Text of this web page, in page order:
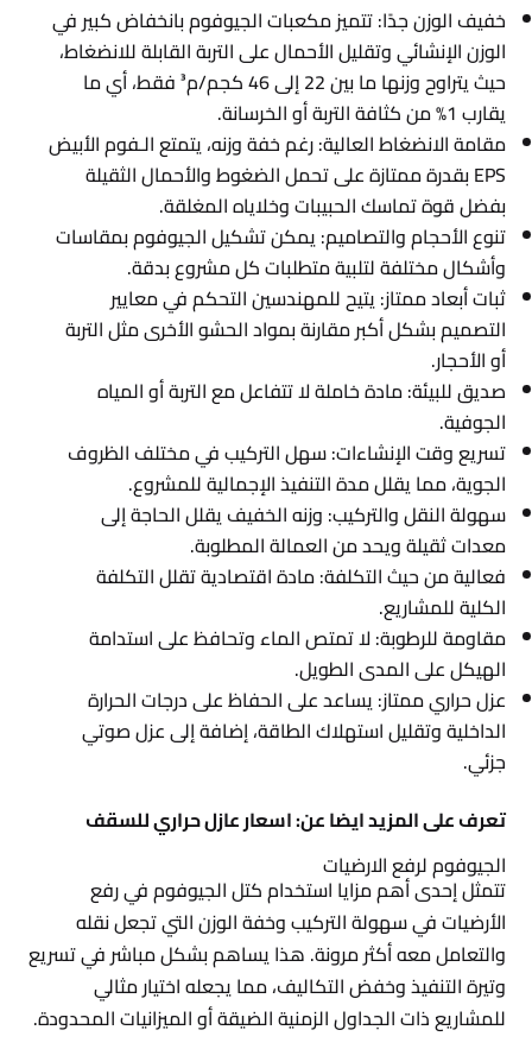
خفيف الوزن جدًا: تتميز مكعبات الجيوفوم بانخفاض كبير في
الوزن الإنشائي وتقليل الأحمال على التربة القابلة للانضغاط،
حيث يتراوح وزنها ما بين 22 إلى 46 كجم/م³ فقط، أي ما
يقارب 1% من كثافة التربة أو الخرسانة.
مقامة الانضغاط العالية: رغم خفة وزنه، يتمتع الـفوم الأبيض
EPS بقدرة ممتازة على تحمل الضغوط والأحمال الثقيلة
بفضل قوة تماسك الحبيبات وخلاياه المغلقة.
تنوع الأحجام والتصاميم: يمكن تشكيل الجيوفوم بمقاسات
وأشكال مختلفة لتلبية متطلبات كل مشروع بدقة.
ثبات أبعاد ممتاز: يتيح للمهندسين التحكم في معايير
التصميم بشكل أكبر مقارنة بمواد الحشو الأخرى مثل التربة
أو الأحجار.
صديق للبيئة: مادة خاملة لا تتفاعل مع التربة أو المياه
الجوفية.
تسريع وقت الإنشاءات: سهل التركيب في مختلف الظروف
الجوية، مما يقلل مدة التنفيذ الإجمالية للمشروع.
سهولة النقل والتركيب: وزنه الخفيف يقلل الحاجة إلى
معدات ثقيلة ويحد من العمالة المطلوبة.
فعالية من حيث التكلفة: مادة اقتصادية تقلل التكلفة
الكلية للمشاريع.
مقاومة للرطوبة: لا تمتص الماء وتحافظ على استدامة
الهيكل على المدى الطويل.
عزل حراري ممتاز: يساعد على الحفاظ على درجات الحرارة
الداخلية وتقليل استهلاك الطاقة، إضافة إلى عزل صوتي
جزئي.
تعرف على المزيد ايضا عن: اسعار عازل حراري للسقف
الجيوفوم لرفع الارضيات
تتمثل إحدى أهم مزايا استخدام كتل الجيوفوم في رفع
الأرضيات في سهولة التركيب وخفة الوزن التي تجعل نقله
والتعامل معه أكثر مرونة. هذا يساهم بشكل مباشر في تسريع
وتيرة التنفيذ وخفض التكاليف، مما يجعله اختيار مثالي
للمشاريع ذات الجداول الزمنية الضيقة أو الميزانيات المحدودة.